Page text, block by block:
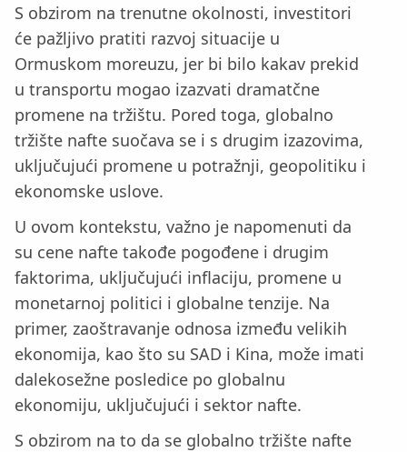
S obzirom na trenutne okolnosti, investitori
će pažljivo pratiti razvoj situacije u
Ormuskom moreuzu, jer bi bilo kakav prekid
u transportu mogao izazvati dramatčne
promene na tržištu. Pored toga, globalno
tržište nafte suočava se i s drugim izazovima,
uključujući promene u potražnji, geopolitiku i
ekonomske uslove.
U ovom kontekstu, važno je napomenuti da
su cene nafte takođe pogođene i drugim
faktorima, uključujući inflaciju, promene u
monetarnoj politici i globalne tenzije. Na
primer, zaoštravanje odnosa između velikih
ekonomija, kao što su SAD i Kina, može imati
dalekosežne posledice po globalnu
ekonomiju, uključujući i sektor nafte.
S obzirom na to da se globalno tržište nafte